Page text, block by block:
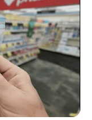
o benefício.
triênios,
e licenças-prêmio
abre processo
Saúde e de